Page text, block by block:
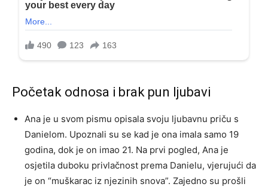
Početak odnosa i brak pun ljubavi
Ana je u svom pismu opisala svoju ljubavnu priču s
Danielom. Upoznali su se kad je ona imala samo 19
godina, dok je on imao 21. Na prvi pogled, Ana je
osjetila duboku privlačnost prema Danielu, vjerujući da
je on “muškarac iz njezinih snova”. Zajedno su prošli